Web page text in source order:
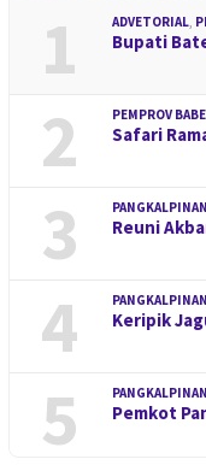
1 ADVETORIAL,
Bupati
2 PEMPROV
Safari
3 Reuni
4 Keripik
5 Pemkot